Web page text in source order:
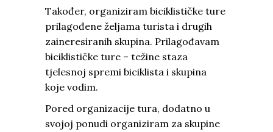
Također, organiziram biciklističke ture
prilagođene željama turista i drugih
zaineresiranih skupina. Prilagođavam
biciklističke ture – težine staza
tjelesnoj spremi biciklista i skupina
koje vodim.
Pored organizacije tura, dodatno u
svojoj ponudi organiziram za skupine